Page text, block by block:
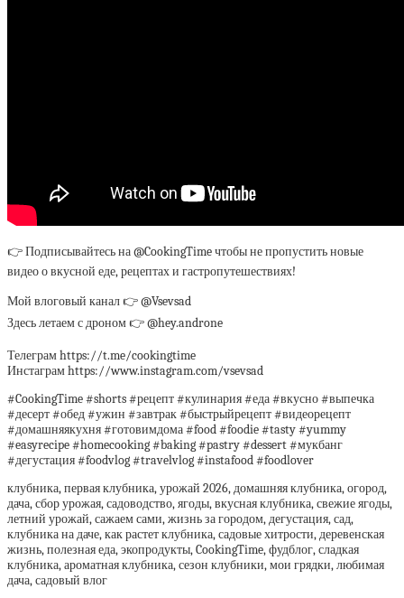
👉 Подписывайтесь на @CookingTime чтобы не пропустить новые
видео о вкусной еде, рецептах и гастропутешествиях!
Мой влоговый канал 👉 @Vsevsad
Здесь летаем с дроном 👉 @hey.androne
Телеграм https://t.me/cookingtime
Инстаграм https://www.instagram.com/vsevsad
#CookingTime #shorts #рецепт #кулинария #еда #вкусно #выпечка
#десерт #обед #ужин #завтрак #быстрыйрецепт #видеорецепт
#домашняякухня #готовимдома #food #foodie #tasty #yummy
#easyrecipe #homecooking #baking #pastry #dessert #мукбанг
#дегустация #foodvlog #travelvlog #instafood #foodlover
клубника, первая клубника, урожай 2026, домашняя клубника, огород,
дача, сбор урожая, садоводство, ягоды, вкусная клубника, свежие ягоды,
летний урожай, сажаем сами, жизнь за городом, дегустация, сад,
клубника на даче, как растет клубника, садовые хитрости, деревенская
жизнь, полезная еда, экопродукты, CookingTime, фудблог, сладкая
клубника, ароматная клубника, сезон клубники, мои грядки, любимая
дача, садовый влог